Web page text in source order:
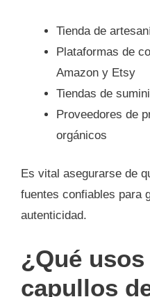
Tienda de
Plataformas de
Amazon y Etsy
Tiendas de
Proveedores de
orgánicos
Es vital asegurarse de
fuentes confiables para
autenticidad.
¿Qué
capullos